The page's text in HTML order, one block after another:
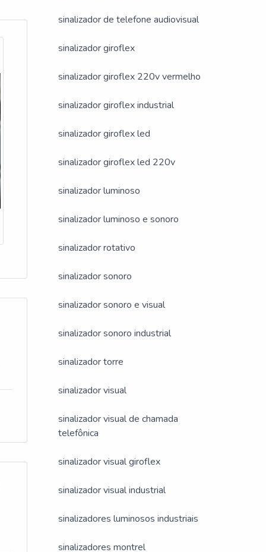
sinalizador de telefone audiovisual
sinalizador giroflex
sinalizador giroflex 220v vermelho
sinalizador giroflex industrial
sinalizador giroflex led
sinalizador giroflex led 220v
sinalizador luminoso
sinalizador luminoso e sonoro
sinalizador rotativo
sinalizador sonoro
sinalizador sonoro e visual
sinalizador sonoro industrial
sinalizador torre
sinalizador visual
sinalizador visual de chamada
telefônica
sinalizador visual giroflex
sinalizador visual industrial
sinalizadores luminosos industriais
sinalizadores montrel